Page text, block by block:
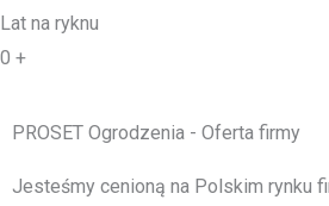
Lat na ryknu
0 +
PROSET Ogrodzenia - Oferta firmy
Jesteśmy cenioną na Polskim rynku